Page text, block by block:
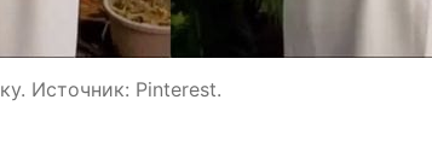
Источник: Pinterest.